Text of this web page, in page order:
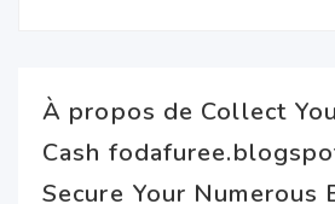
À propos de Collect
Cash
Secure Your Numerous